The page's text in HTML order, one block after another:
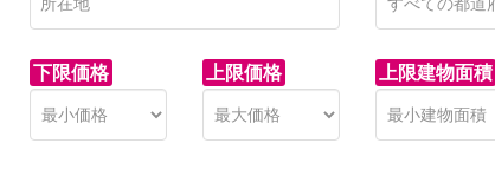
下限価格 上限価格 上限建物面積